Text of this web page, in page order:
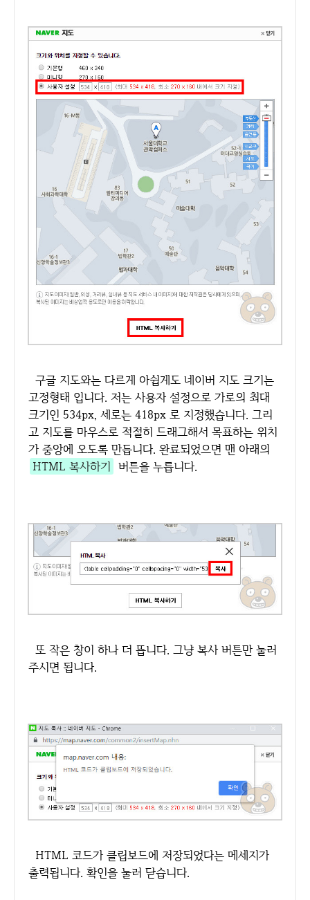
구글 지도와는 다르게 아쉽게도 네이버 지도 크기는
고정형태 입니다. 저는 사용자 설정으로 가로의 최대
크기인 534px, 세로는 418px 로 지정했습니다. 그리
고 지도를 마우스로 적절히 드래그해서 목표하는 위치
가 중앙에 오도록 만듭니다. 완료되었으면 맨 아래의
HTML 복사하기 버튼을 누릅니다.
또 작은 창이 하나 더 뜹니다. 그냥 복사 버튼만 눌러
주시면 됩니다.
HTML 코드가 클립보드에 저장되었다는 메세지가
출력됩니다. 확인을 눌러 닫습니다.